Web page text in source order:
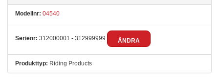
Modellnr: 04540
Serienr: 312000001 - 312999999 ÄNDRA
Produkttyp: Riding Products